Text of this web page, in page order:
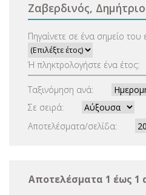
Ζαβερδινός,
Πηγαίνετε σε ένα σημείο του
Ή πληκτρολογήστε ένα έτος:
Ταξινόμηση ανά:
Σε σειρά:
Αποτελέσματα/σελίδα:
Αποτελέσματα 1 έως 1